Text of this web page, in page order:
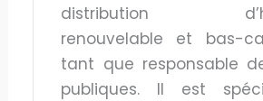
distribution
renouvelable et bas-
tant que responsable
publiques. Il est